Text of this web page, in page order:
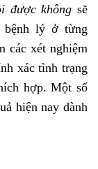
được không sẽ
bệnh lý ở từng
các xét nghiệm
xác tình trạng
hợp. Một số
hiện nay dành